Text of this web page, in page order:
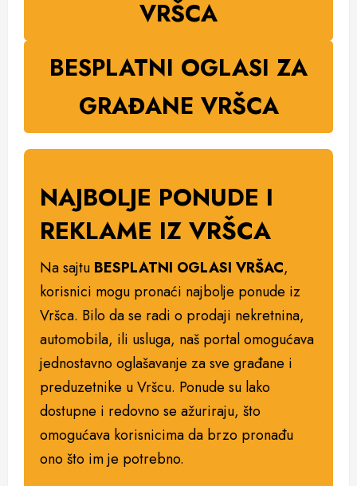
VRŠCA
BESPLATNI OGLASI ZA
GRAĐANE VRŠCA
NAJBOLJE PONUDE I
REKLAME IZ VRŠCA
Na sajtu BESPLATNI OGLASI VRŠAC,
korisnici mogu pronaći najbolje ponude iz
Vršca. Bilo da se radi o prodaji nekretnina,
automobila, ili usluga, naš portal omogućava
jednostavno oglašavanje za sve građane i
preduzetnike u Vršcu. Ponude su lako
dostupne i redovno se ažuriraju, što
omogućava korisnicima da brzo pronađu
ono što im je potrebno.